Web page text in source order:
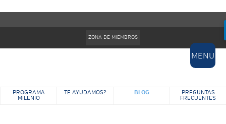
ZONA DE MIEMBROS
PROGRAMA
MILENIO
TE AYUDAMOS? BLOG
PREGUNTAS
FRECUENTES
MENU